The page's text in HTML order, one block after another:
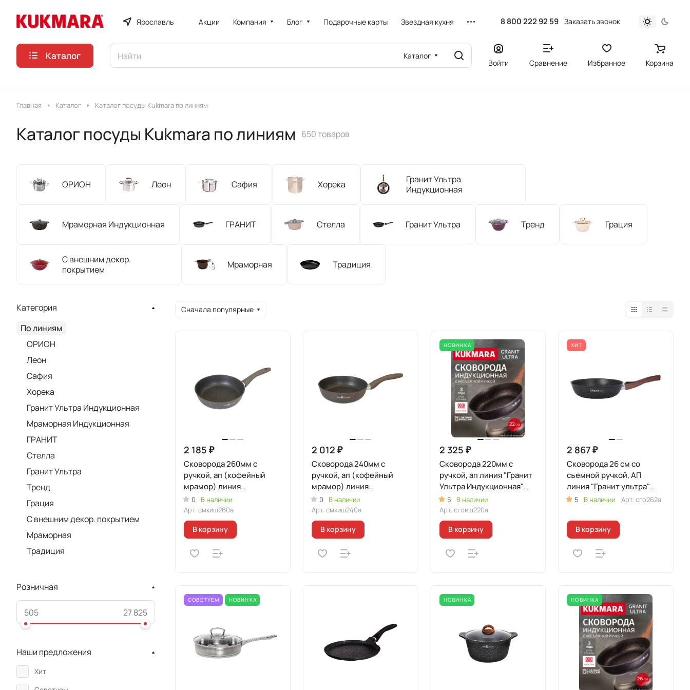
Ярославль Акции Компания Блог Подарочные карты Звездная кухня 8 800 222 92 59 Заказать звонок
Каталог Каталог
Войти Сравнение Избранное Корзина
Главная Каталог Каталог посуды Kukmara по линиям
Каталог посуды Kukmara по линиям 650 товаров
ОРИОН Леон Сафия Хорека
Гранит Ультра
Индукционная
Мраморная Индукционная ГРАНИТ Стелла Гранит Ультра Тренд Грация
С внешним декор.
покрытием
Мраморная Традиция
Сначала популярные
2 185 ₽
Сковорода 260мм с
ручкой, ап (кофейный
мрамор) линия
"Мраморная
индукционная"
0
В наличии
Арт. смкиш260а
В корзину
2 012 ₽
Сковорода 240мм с
ручкой, ап (кофейный
мрамор) линия
"Мраморная
индукционная"
0
В наличии
Арт. смкиш240а
В корзину
НОВИНКА
2 325 ₽
Сковорода 220мм с
ручкой, ап линия "Гранит
Ультра Индукционная"
(оригинальный)
5
В наличии
Арт. сгоиш220а
В корзину
ХИТ
2 867 ₽
Сковорода 26 см со
съемной ручкой, АП
линия "Гранит ультра"
(Оригинальный)
5 В наличии Арт.сго262а
В корзину
СОВЕТУЕМ НОВИНКА НОВИНКА НОВИНКА
Категория
По линиям
ОРИОН
Леон
Сафия
Хорека
Гранит Ультра Индукционная
Мраморная Индукционная
ГРАНИТ
Стелла
Гранит Ультра
Тренд
Грация
С внешним декор. покрытием
Мраморная
Традиция
Розничная
Наши предложения
Хит